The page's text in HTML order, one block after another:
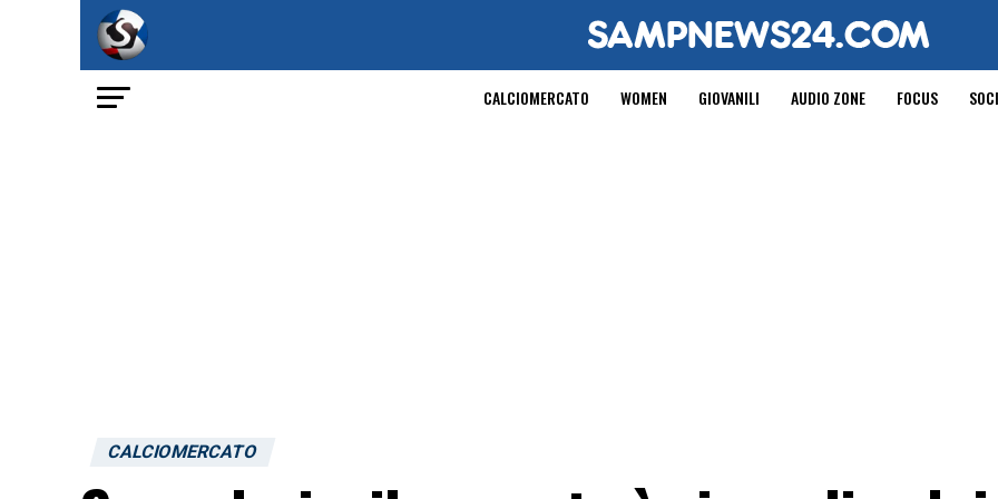
CALCIOMERCATO WOMEN GIOVANILI AUDIO ZONE FOCUS
CALCIOMERCATO